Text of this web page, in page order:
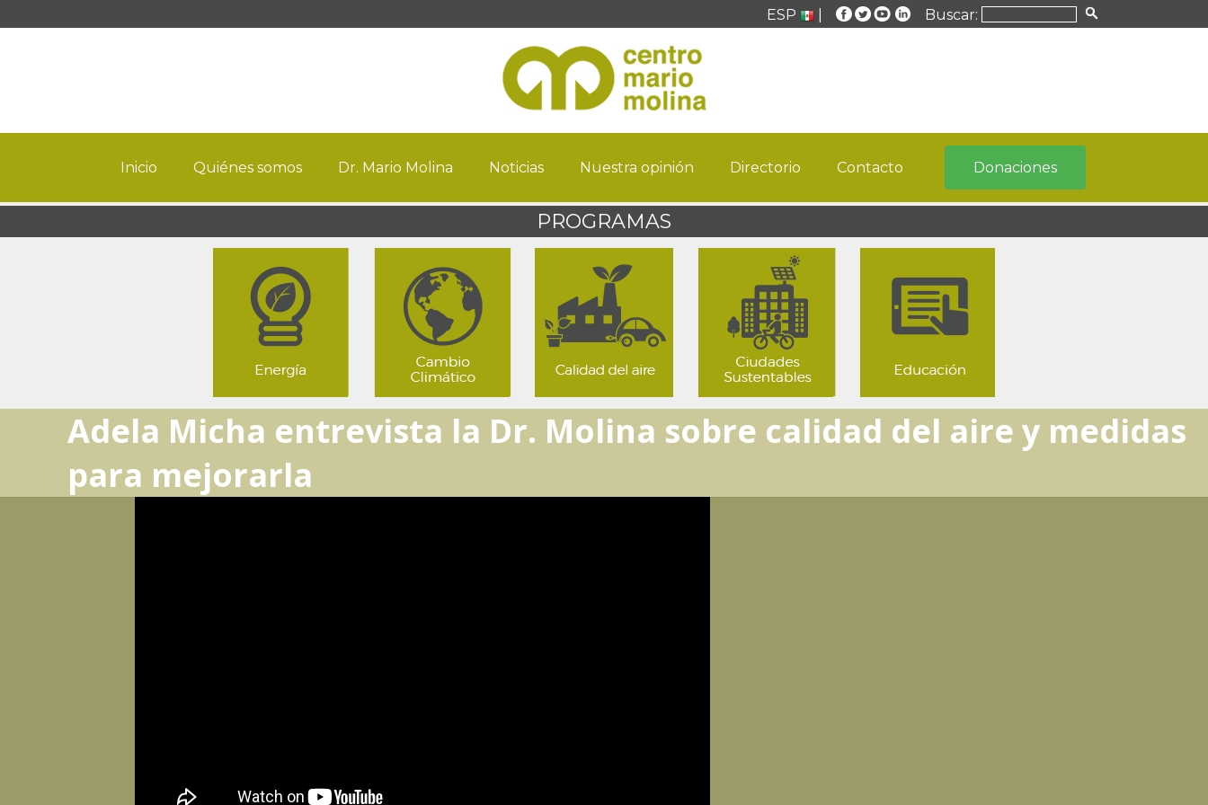
ESP Buscar:
Inicio Quiénes somos Dr. Mario Molina Noticias Nuestra opinión Directorio Contacto Donaciones
PROGRAMAS
Adela Micha entrevista la Dr. Molina sobre calidad del aire y medidas
para mejorarla